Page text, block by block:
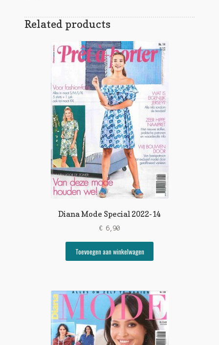
Related products
Diana Mode Special 2022-14
€ 6,90
Toevoegen aan winkelwagen